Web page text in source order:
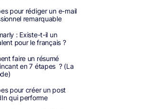
pour rédiger un e-mail
remarquable
: Existe-t-il un
pour le français ?
faire un résumé
en 7 étapes ? (La
pour créer un post
qui performe